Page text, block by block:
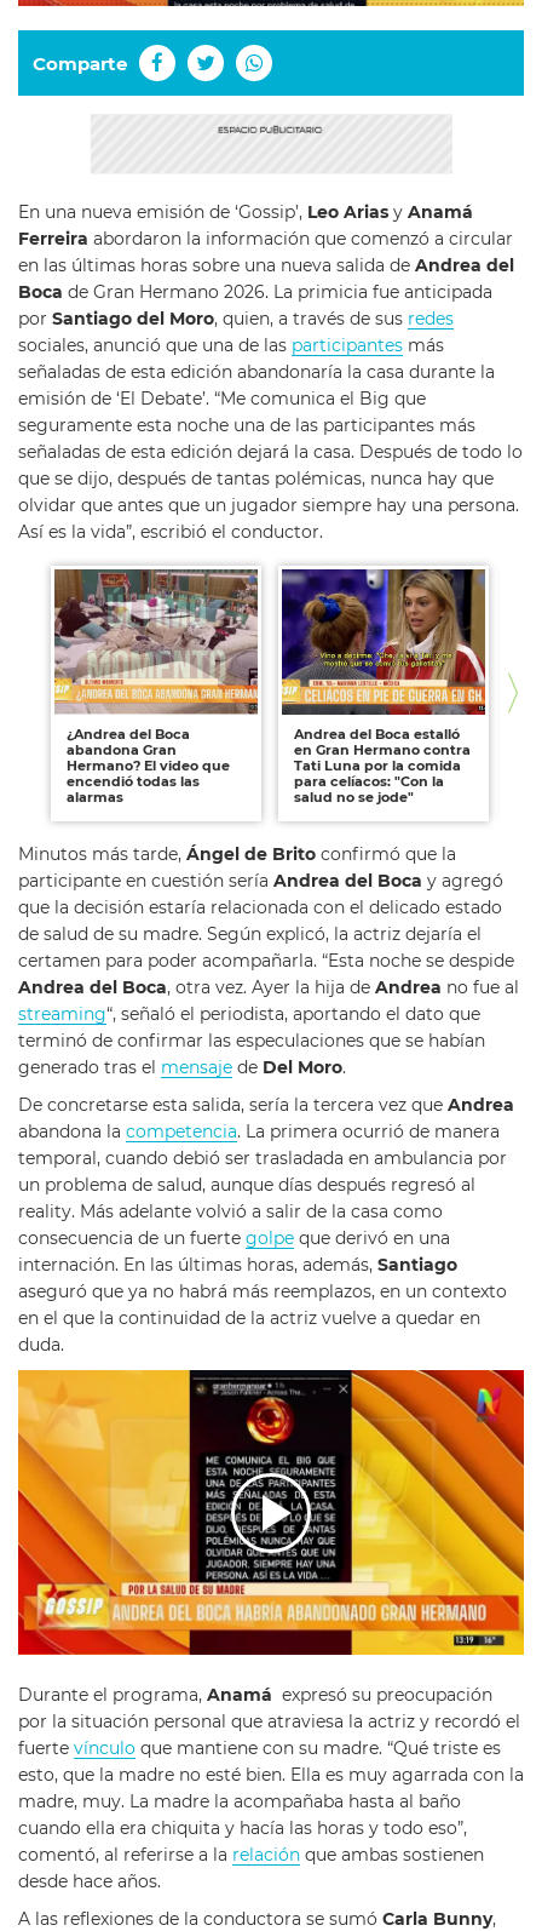
Comparte
En una nueva emisión de ‘Gossip’, Leo Arias y Anamá
Ferreira abordaron la información que comenzó a circular
en las últimas horas sobre una nueva salida de Andrea del
Boca de Gran Hermano 2026. La primicia fue anticipada
por Santiago del Moro, quien, a través de sus redes
sociales, anunció que una de las participantes más
señaladas de esta edición abandonaría la casa durante la
emisión de ‘El Debate’. “Me comunica el Big que
seguramente esta noche una de las participantes más
señaladas de esta edición dejará la casa. Después de todo lo
que se dijo, después de tantas polémicas, nunca hay que
olvidar que antes que un jugador siempre hay una persona.
Así es la vida”, escribió el conductor.
¿Andrea del Boca
abandona Gran
Hermano? El video que
encendió todas las
alarmas
Andrea del Boca estalló
en Gran Hermano contra
Tati Luna por la comida
para celíacos: "Con la
salud no se jode"
Minutos más tarde, Ángel de Brito confirmó que la
participante en cuestión sería Andrea del Boca y agregó
que la decisión estaría relacionada con el delicado estado
de salud de su madre. Según explicó, la actriz dejaría el
certamen para poder acompañarla. “Esta noche se despide
Andrea del Boca, otra vez. Ayer la hija de Andrea no fue al
streaming“, señaló el periodista, aportando el dato que
terminó de confirmar las especulaciones que se habían
generado tras el mensaje de Del Moro.
De concretarse esta salida, sería la tercera vez que Andrea
abandona la competencia. La primera ocurrió de manera
temporal, cuando debió ser trasladada en ambulancia por
un problema de salud, aunque días después regresó al
reality. Más adelante volvió a salir de la casa como
consecuencia de un fuerte golpe que derivó en una
internación. En las últimas horas, además, Santiago
aseguró que ya no habrá más reemplazos, en un contexto
en el que la continuidad de la actriz vuelve a quedar en
duda.
Durante el programa, Anamá expresó su preocupación
por la situación personal que atraviesa la actriz y recordó el
fuerte vínculo que mantiene con su madre. “Qué triste es
esto, que la madre no esté bien. Ella es muy agarrada con la
madre, muy. La madre la acompañaba hasta al baño
cuando ella era chiquita y hacía las horas y todo eso”,
comentó, al referirse a la relación que ambas sostienen
desde hace años.
A las reflexiones de la conductora se sumó Carla Bunny,